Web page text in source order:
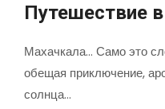
Путешествие
Махачкала... Само это
обещая приключение,
солнца…